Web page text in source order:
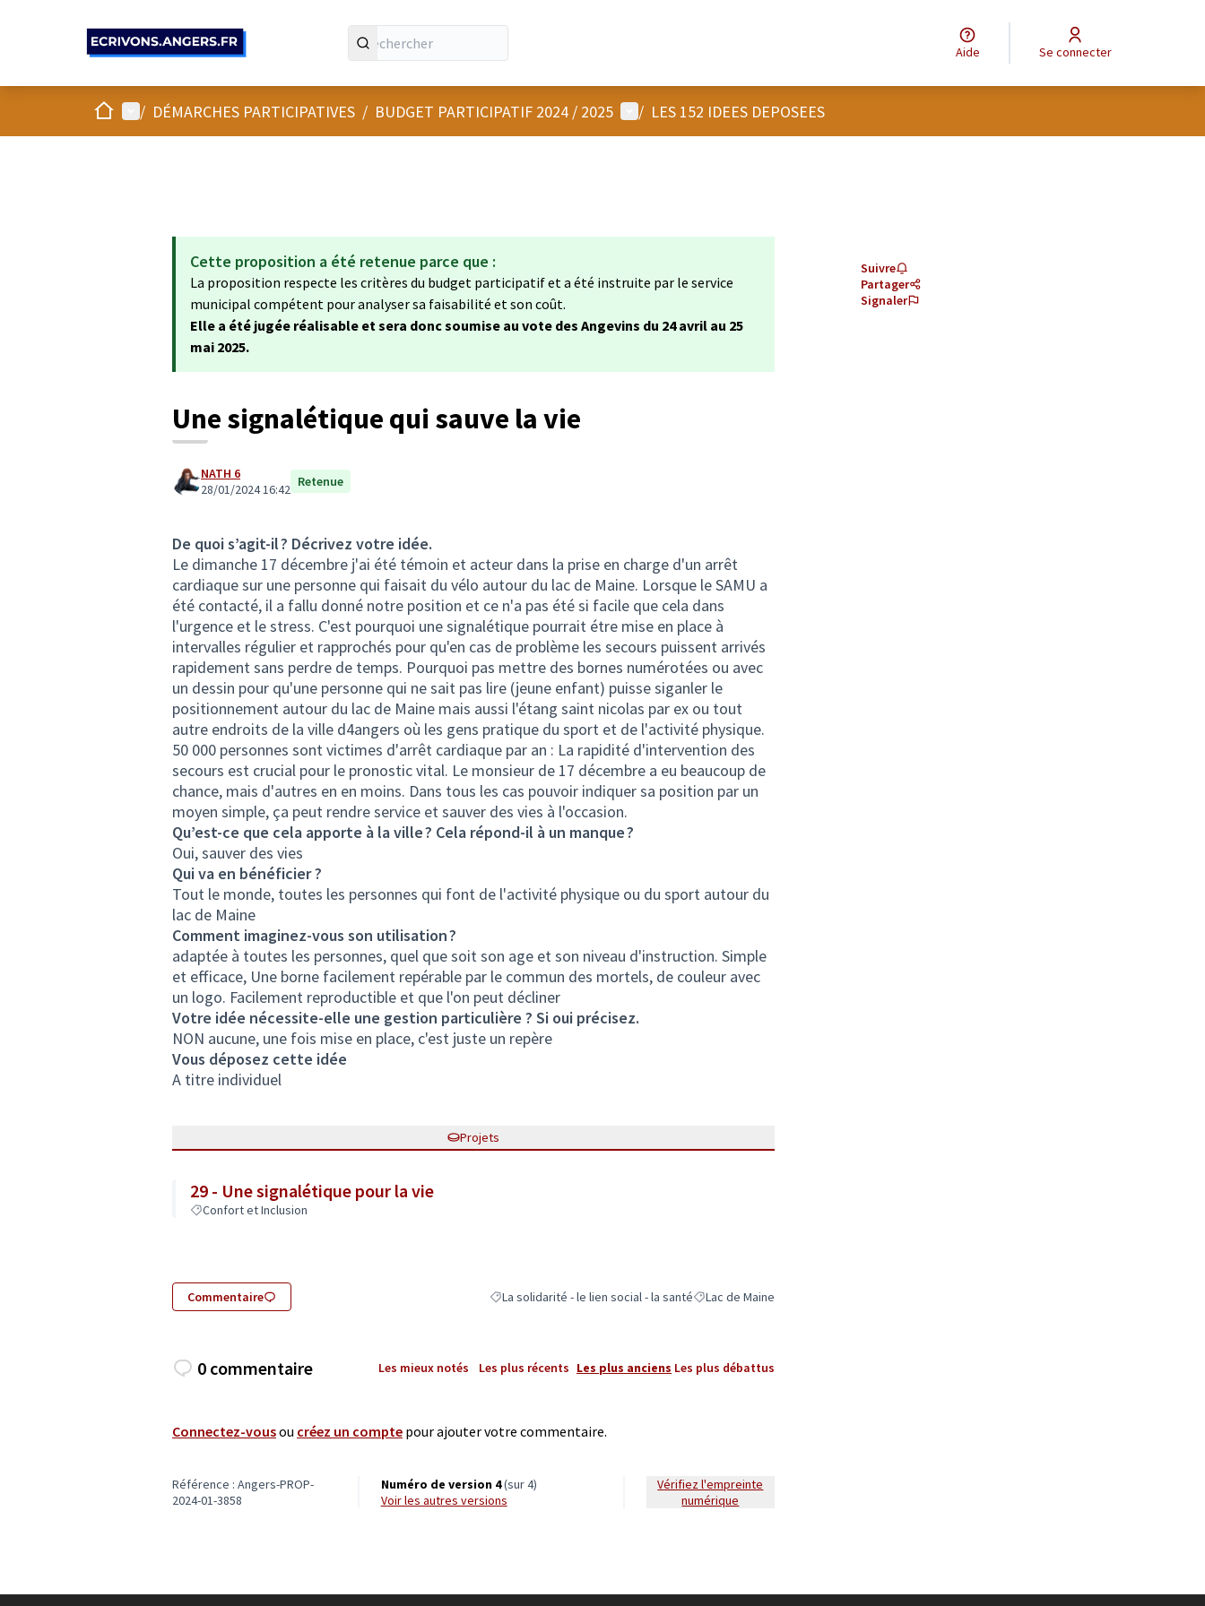
Aide Se connecter
AccueilMenu principal
/ DÉMARCHES PARTICIPATIVES / BUDGET PARTICIPATIF 2024 / 2025 Menu utilisateur
/ LES 152 IDEES DEPOSEES
Cette proposition a été retenue parce que :
La proposition respecte les critères du budget participatif et a été instruite par le service
municipal compétent pour analyser sa faisabilité et son coût.
Elle a été jugée réalisable et sera donc soumise au vote des Angevins du 24 avril au 25
mai 2025.
Une signalétique qui sauve la vie
NATH 6
28/01/2024 16:42 Retenue
De quoi s’agit-il ? Décrivez votre idée.
Le dimanche 17 décembre j'ai été témoin et acteur dans la prise en charge d'un arrêt
cardiaque sur une personne qui faisait du vélo autour du lac de Maine. Lorsque le SAMU a
été contacté, il a fallu donné notre position et ce n'a pas été si facile que cela dans
l'urgence et le stress. C'est pourquoi une signalétique pourrait étre mise en place à
intervalles régulier et rapprochés pour qu'en cas de problème les secours puissent arrivés
rapidement sans perdre de temps. Pourquoi pas mettre des bornes numérotées ou avec
un dessin pour qu'une personne qui ne sait pas lire (jeune enfant) puisse siganler le
positionnement autour du lac de Maine mais aussi l'étang saint nicolas par ex ou tout
autre endroits de la ville d4angers où les gens pratique du sport et de l'activité physique.
50 000 personnes sont victimes d'arrêt cardiaque par an : La rapidité d'intervention des
secours est crucial pour le pronostic vital. Le monsieur de 17 décembre a eu beaucoup de
chance, mais d'autres en en moins. Dans tous les cas pouvoir indiquer sa position par un
moyen simple, ça peut rendre service et sauver des vies à l'occasion.
Qu’est-ce que cela apporte à la ville ? Cela répond-il à un manque ?
Oui, sauver des vies
Qui va en bénéficier ?
Tout le monde, toutes les personnes qui font de l'activité physique ou du sport autour du
lac de Maine
Comment imaginez-vous son utilisation ?
adaptée à toutes les personnes, quel que soit son age et son niveau d'instruction. Simple
et efficace, Une borne facilement repérable par le commun des mortels, de couleur avec
un logo. Facilement reproductible et que l'on peut décliner
Votre idée nécessite-elle une gestion particulière ? Si oui précisez.
NON aucune, une fois mise en place, c'est juste un repère
Vous déposez cette idée
A titre individuel
Projets
29 - Une signalétique pour la vie
Confort et Inclusion
Commentaire Filtrer les résultats de la catégorie : La solidarité - le lien social - la santé
La solidarité - le lien social - la santéFiltrer les résultats pour le secteur : Lac de Maine
Lac de Maine
Suivre
Partager
Signaler
0 commentaire Les mieux notés Les plus récents Les plus anciens Les plus débattus
Connectez-vousou créez un compte pour ajouter votre commentaire.
Référence : Angers-PROP-
2024-01-3858
Numéro de version 4(sur 4)
voir les autres versions
Vérifiez l'empreinte
numérique